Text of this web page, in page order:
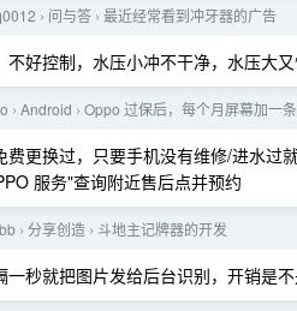
› 问与答 › 最近经常看到冲牙器的广告
不好控制，水压小冲不干净，水压大
› Android › Oppo 过保后，每个月屏幕加一
更换过，只要手机没有维修/进水过
服务"查询附近售后点并预约
› 分享创造 › 斗地主记牌器的开发
秒就把图片发给后台识别，开销是